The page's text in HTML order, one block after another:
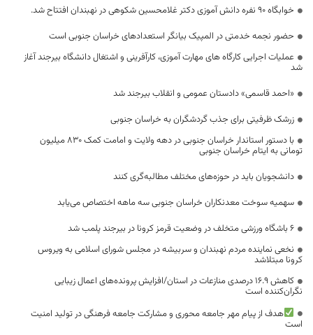
خوابگاه ۹۰ نفره دانش آموزی دکتر غلامحسین شکوهی در نهبندان افتتاح شد.
حضور نجمه خدمتی در المپیک بیانگر استعدادهای خراسان جنوبی است
عملیات اجرایی کارگاه های مهارت آموزی، کارآفرینی و اشتغال دانشگاه بیرجند آغاز
شد
«احمد قاسمی» دادستان عمومی و انقلاب بیرجند شد
زرشک ظرفیتی برای جذب گردشگران به خراسان جنوبی
با دستور استاندار خراسان جنوبی در دهه ولایت و امامت کمک 830 میلیون
تومانی به ایتام خراسان جنوبی
دانشجویان باید در حوزه‌های مختلف مطالبه‌گری کنند
سهمیه سوخت معدنکاران خراسان جنوبی سه ماهه اختصاص می‌یابد
6 باشگاه ورزشی متخلف در وضعیت قرمز کرونا در بیرجند پلمب شد
نخعی نماینده مردم نهبندان و سربیشه در مجلس شورای اسلامی به ویروس
کرونا مبتلاشد
کاهش ۱۶.۹ درصدی منازعات در استان/افزایش پرونده‌های اعمال زیبایی
نگران‌کننده است
هدف از پیام مهر جامعه محوری و مشارکت جامعه فرهنگی در تولید امنیت
است